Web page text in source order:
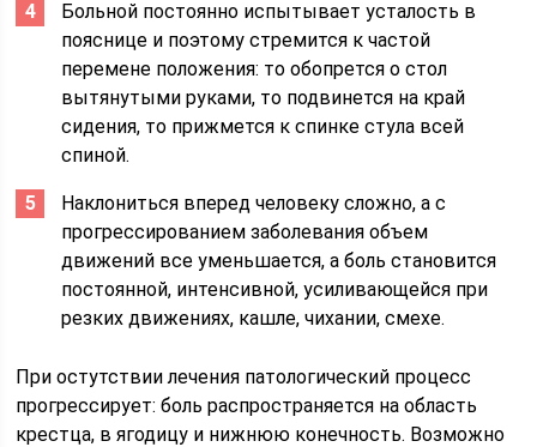
Больной постоянно испытывает усталость в
пояснице и поэтому стремится к частой
перемене положения: то обопрется о стол
вытянутыми руками, то подвинется на край
сидения, то прижмется к спинке стула всей
спиной.
Наклониться вперед человеку сложно, а с
прогрессированием заболевания объем
движений все уменьшается, а боль становится
постоянной, интенсивной, усиливающейся при
резких движениях, кашле, чихании, смехе.
При остутствии лечения патологический процесс
прогрессирует: боль распространяется на область
крестца, в ягодицу и нижнюю конечность. Возможно